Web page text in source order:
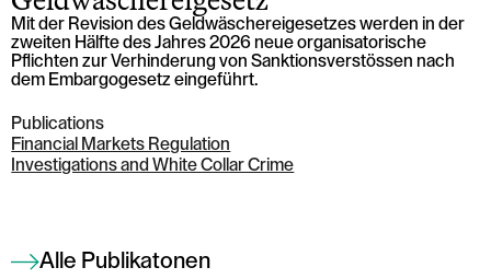
Mit der Revision des Geldwäschereigesetzes werden in der
zweiten Hälfte des Jahres 2026 neue organisatorische
Pflichten zur Verhinderung von Sanktionsverstössen nach
dem Embargogesetz eingeführt.
Publications
Financial Markets Regulation
Investigations and White Collar Crime
Alle Publikatonen